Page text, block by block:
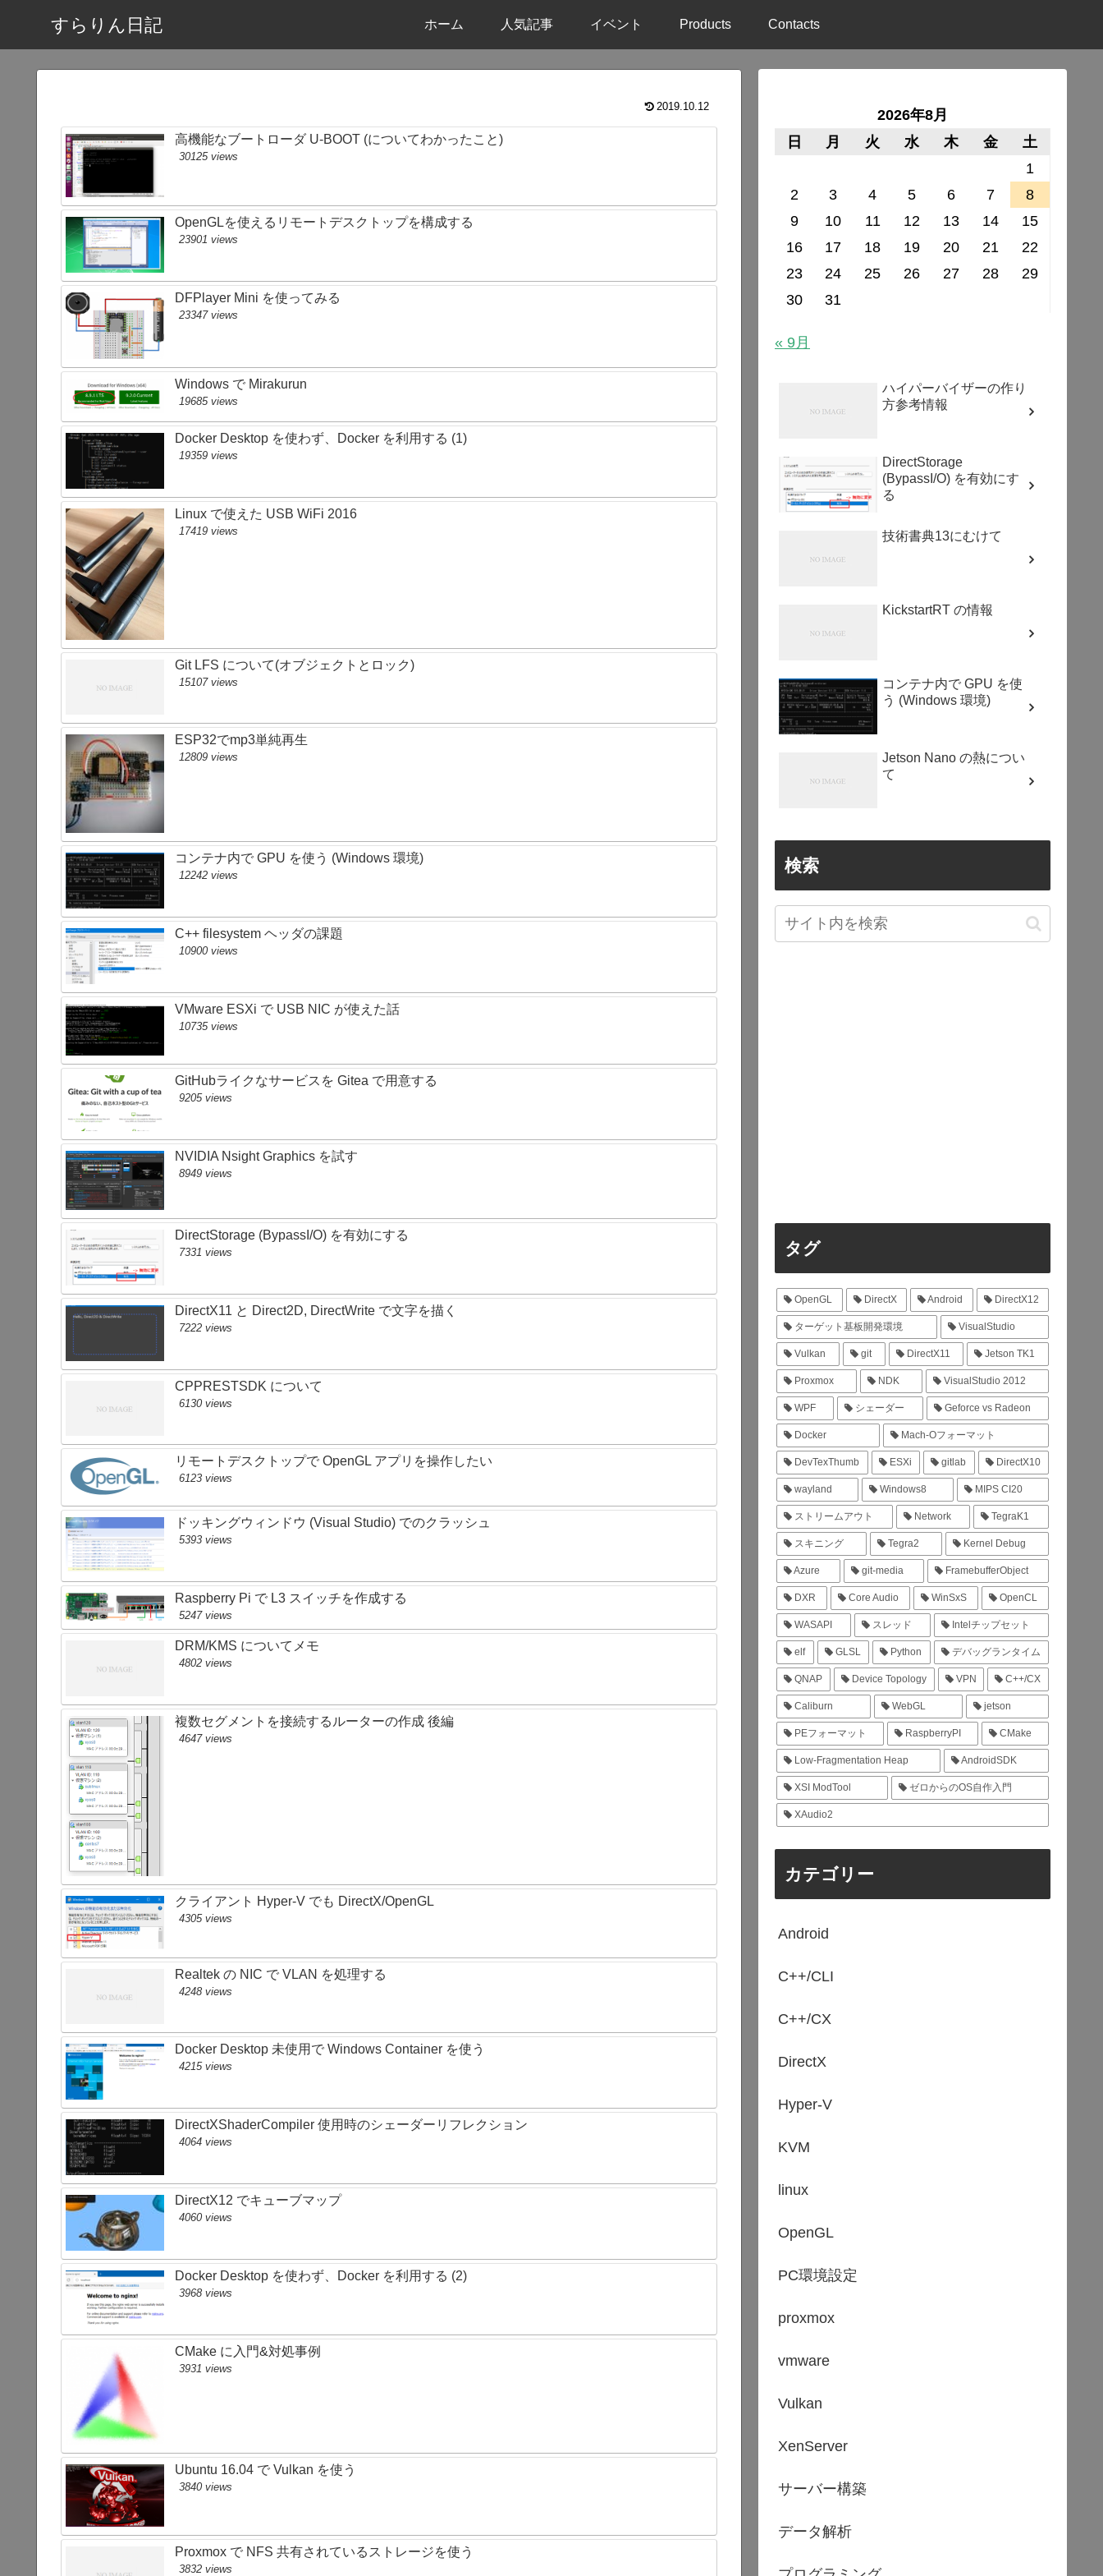
すらりん日記 ホーム 人気記事 イベント Products Contacts
2019.10.12
高機能なブートローダ U-BOOT (についてわかったこと)
30125 views
OpenGLを使えるリモートデスクトップを構成する
23901 views
DFPlayer Mini を使ってみる
23347 views
Windows で Mirakurun
19685 views
Docker Desktop を使わず、Docker を利用する (1)
19359 views
Linux で使えた USB WiFi 2016
17419 views
Git LFS について(オブジェクトとロック)
15107 views
ESP32でmp3単純再生
12809 views
コンテナ内で GPU を使う (Windows 環境)
12242 views
C++ filesystem ヘッダの課題
10900 views
VMware ESXi で USB NIC が使えた話
10735 views
GitHubライクなサービスを Gitea で用意する
9205 views
NVIDIA Nsight Graphics を試す
8949 views
DirectStorage (BypassI/O) を有効にする
7331 views
DirectX11 と Direct2D, DirectWrite で文字を描く
7222 views
CPPRESTSDK について
6130 views
リモートデスクトップで OpenGL アプリを操作したい
6123 views
ドッキングウィンドウ (Visual Studio) でのクラッシュ
5393 views
Raspberry Pi で L3 スイッチを作成する
5247 views
DRM/KMS についてメモ
4802 views
複数セグメントを接続するルーターの作成 後編
4647 views
クライアント Hyper-V でも DirectX/OpenGL
4305 views
Realtek の NIC で VLAN を処理する
4248 views
Docker Desktop 未使用で Windows Container を使う
4215 views
DirectXShaderCompiler 使用時のシェーダーリフレクション
4064 views
DirectX12 でキューブマップ
4060 views
Docker Desktop を使わず、Docker を利用する (2)
3968 views
CMake に入門&対処事例
3931 views
Ubuntu 16.04 で Vulkan を使う
3840 views
Proxmox で NFS 共有されているストレージを使う
3832 views
2026年8月
日
月 火 水 木 金
土
1
2
3 4 5 6 7
8
9
10 11 12 13 14
15
16
17 18 19 20 21
22
23
24 25 26 27 28
29
30
31
« 9月
ハイパーバイザーの作り
方参考情報
DirectStorage
(BypassI/O) を有効にす
る
技術書典13にむけて
KickstartRT の情報
コンテナ内で GPU を使
う (Windows 環境)
Jetson Nano の熱につい
て
検索
タグ
OpenGL DirectX Android DirectX12
ターゲット基板開発環境 VisualStudio
Vulkan git DirectX11 Jetson TK1
Proxmox NDK VisualStudio 2012
WPF シェーダー Geforce vs Radeon
Docker Mach-Oフォーマット
DevTexThumb ESXi gitlab DirectX10
wayland Windows8 MIPS CI20
ストリームアウト Network TegraK1
スキニング Tegra2 Kernel Debug
Azure git-media FramebufferObject
DXR Core Audio WinSxS OpenCL
WASAPI スレッド Intelチップセット
elf GLSL Python デバッグランタイム
QNAP Device Topology VPN C++/CX
Caliburn WebGL jetson
PEフォーマット RaspberryPI CMake
Low-Fragmentation Heap AndroidSDK
XSI ModTool ゼロからのOS自作入門
XAudio2
カテゴリー
Android
C++/CLI
C++/CX
DirectX
Hyper-V
KVM
linux
OpenGL
PC環境設定
proxmox
vmware
Vulkan
XenServer
サーバー構築
データ解析